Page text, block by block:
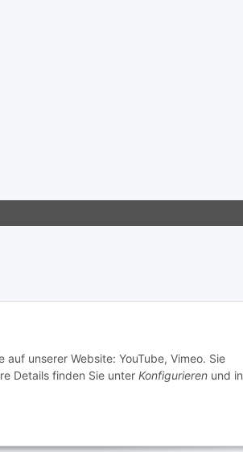
unserer Website: YouTube, Vimeo. Sie
Details finden Sie unter Konfigurieren und in